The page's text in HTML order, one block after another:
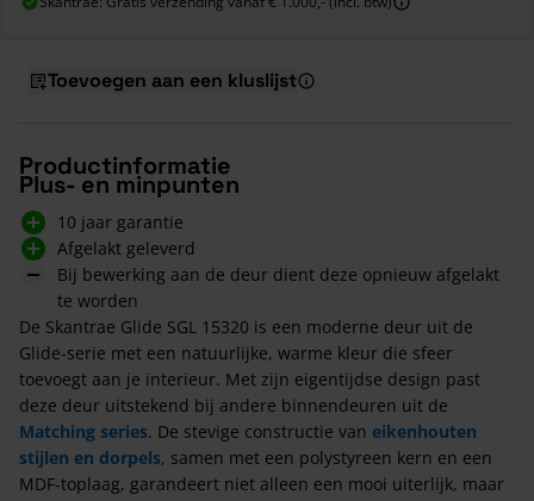
Toevoegen aan een kluslijst
Productinformatie
Plus- en minpunten
10 jaar garantie
Afgelakt geleverd
Bij bewerking aan de deur dient deze opnieuw afgelakt
te worden
De Skantrae Glide SGL 15320 is een moderne deur uit de
Glide-serie met een natuurlijke, warme kleur die sfeer
toevoegt aan je interieur. Met zijn eigentijdse design past
deze deur uitstekend bij andere binnendeuren uit de
Matching series. De stevige constructie van eikenhouten
stijlen en dorpels, samen met een polystyreen kern en een
MDF-toplaag, garandeert niet alleen een mooi uiterlijk, maar